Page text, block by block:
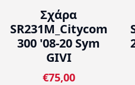
Σχάρα
SR231M_Citycom
300 '08-20 Sym
GIVI
€75,00